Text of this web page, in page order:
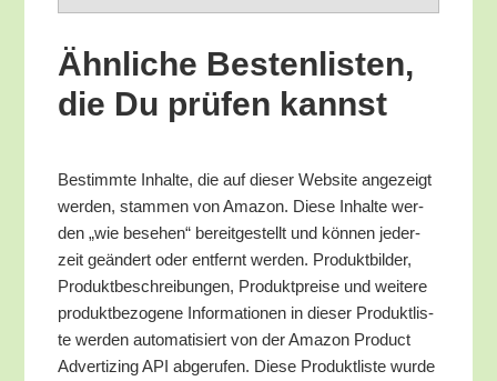
Ähn­li­che Bes­ten­lis­ten,
die Du prü­fen kannst
Bestimm­te Inhal­te, die auf die­ser Web­site ange­zeigt
wer­den, stam­men von Ama­zon. Die­se Inhal­te wer­
den „wie bese­hen“ bereit­ge­stellt und kön­nen jeder­
zeit geän­dert oder ent­fernt wer­den. Pro­dukt­bil­der,
Pro­dukt­be­schrei­bun­gen, Pro­dukt­prei­se und wei­te­re
pro­dukt­be­zo­ge­ne Infor­ma­tio­nen in die­ser Pro­dukt­lis­
te wer­den auto­ma­ti­siert von der Ama­zon Pro­duct
Adver­tiz­ing API abge­ru­fen. Die­se Pro­dukt­lis­te wur­de